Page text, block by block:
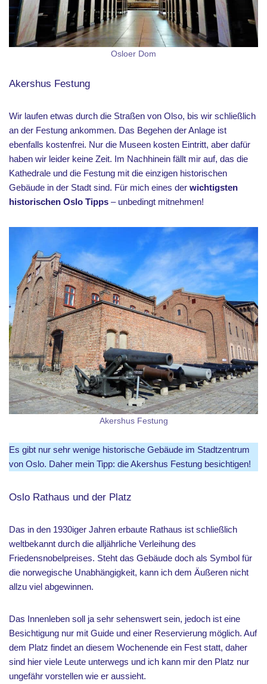
Osloer Dom
Akershus Festung
Wir laufen etwas durch die Straßen von Olso, bis wir schließlich
an der Festung ankommen. Das Begehen der Anlage ist
ebenfalls kostenfrei. Nur die Museen kosten Eintritt, aber dafür
haben wir leider keine Zeit. Im Nachhinein fällt mir auf, das die
Kathedrale und die Festung mit die einzigen historischen
Gebäude in der Stadt sind. Für mich eines der wichtigsten
historischen Oslo Tipps – unbedingt mitnehmen!
Akershus Festung
Es gibt nur sehr wenige historische Gebäude im Stadtzentrum
von Oslo. Daher mein Tipp: die Akershus Festung besichtigen!
Oslo Rathaus und der Platz
Das in den 1930iger Jahren erbaute Rathaus ist schließlich
weltbekannt durch die alljährliche Verleihung des
Friedensnobelpreises. Steht das Gebäude doch als Symbol für
die norwegische Unabhängigkeit, kann ich dem Äußeren nicht
allzu viel abgewinnen.
Das Innenleben soll ja sehr sehenswert sein, jedoch ist eine
Besichtigung nur mit Guide und einer Reservierung möglich. Auf
dem Platz findet an diesem Wochenende ein Fest statt, daher
sind hier viele Leute unterwegs und ich kann mir den Platz nur
ungefähr vorstellen wie er aussieht.